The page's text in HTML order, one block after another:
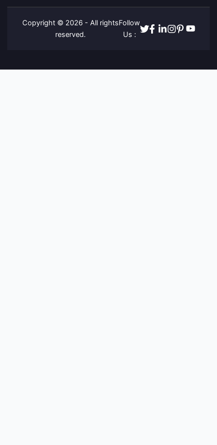
Copyright © 2026 - All rights
reserved.
Follow
Us : TwitterFacebook
Linkedin
Instagram
Pinterest
Youtube